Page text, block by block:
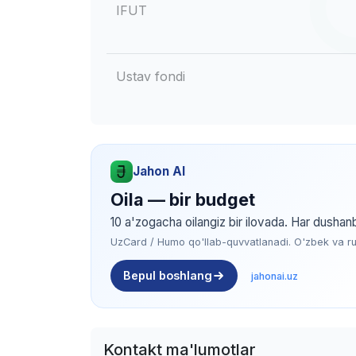
IFUT
Ustav fondi
Jahon AI
Oila — bir budget
10 a'zogacha oilangiz bir ilovada. Har
UzCard / Humo qo'llab-quvvatlanadi. O'zbek va
Bepul boshlang jahonai.uz
Kontakt ma'lumotlar